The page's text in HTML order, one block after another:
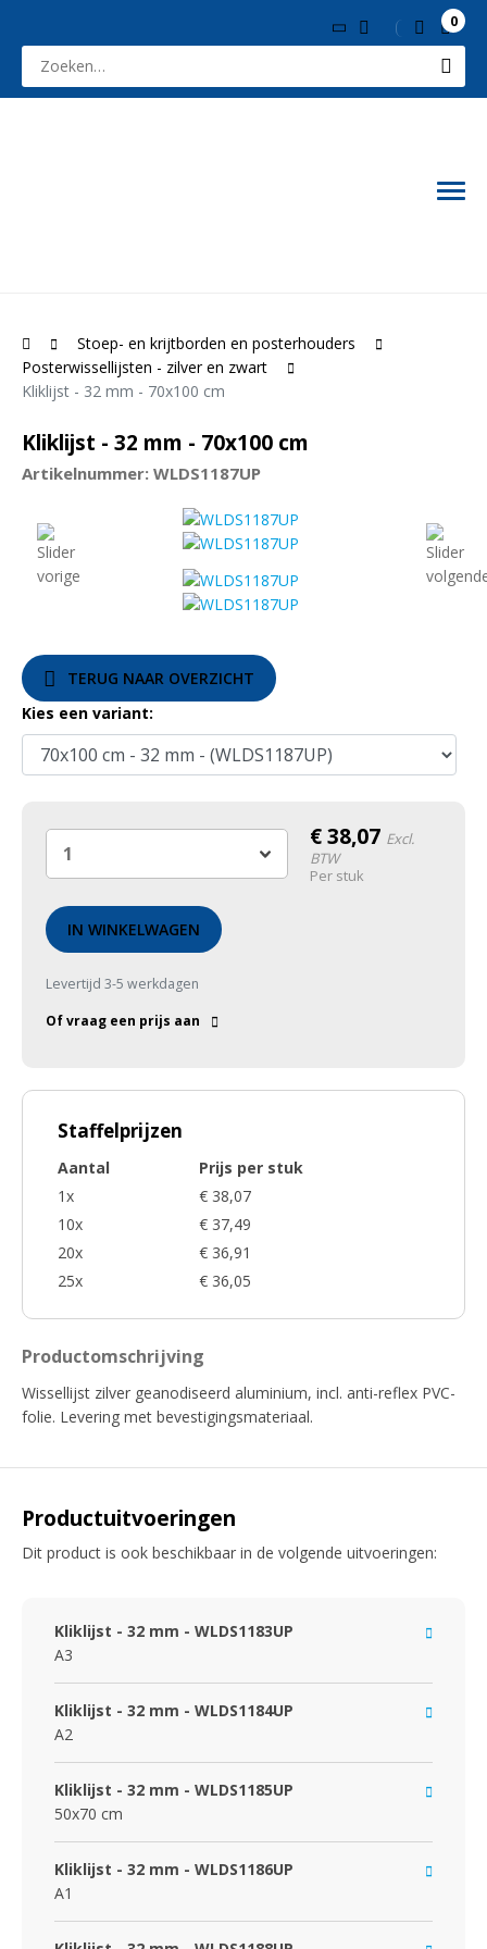
0
Stoep- en krijtborden en posterhouders
Posterwissellijsten - zilver en zwart
Kliklijst - 32 mm - 70x100 cm
Kliklijst - 32 mm - 70x100 cm
Artikelnummer: WLDS1187UP
TERUG NAAR OVERZICHT
Kies een variant:
€38,07 Excl.
BTW
Per stuk
IN WINKELWAGEN
Levertijd 3-5 werkdagen
Of vraag een prijs aan
Staffelprijzen
Aantal
Prijs per stuk
1x
€ 38,07
10x
€ 37,49
20x
€ 36,91
25x
€ 36,05
Productomschrijving
Wissellijst zilver geanodiseerd aluminium, incl. anti-reflex PVC-
folie. Levering met bevestigingsmateriaal.
Productuitvoeringen
Dit product is ook beschikbaar in de volgende uitvoeringen:
Kliklijst - 32 mm - WLDS1183UP
A3
Kliklijst - 32 mm - WLDS1184UP
A2
Kliklijst - 32 mm - WLDS1185UP
50x70 cm
Kliklijst - 32 mm - WLDS1186UP
A1